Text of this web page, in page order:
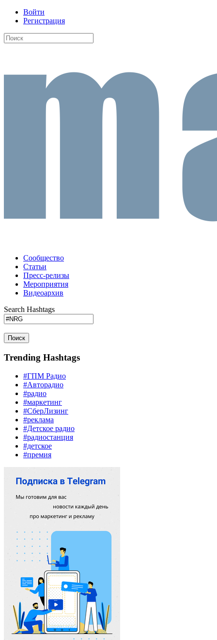
Войти
Регистрация
Сообщество
Статьи
Пресс-релизы
Мероприятия
Видеоархив
Search Hashtags
Поиск
Trending Hashtags
#ГПМ Радио
#Авторадио
#радио
#маркетинг
#СберЛизинг
#реклама
#Детское радио
#радиостанция
#детское
#премия